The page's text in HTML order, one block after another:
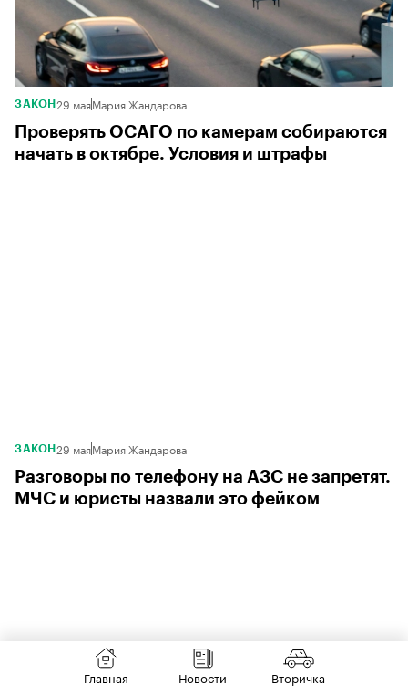
ЗАКОН 29 маяМария Жандарова
Проверять ОСАГО по камерам собираются
начать в октябре. Условия и штрафы
ЗАКОН29 маяМария Жандарова
Разговоры по телефону на АЗС не запретят.
МЧС и юристы назвали это фейком
Главная Новости Вторичка